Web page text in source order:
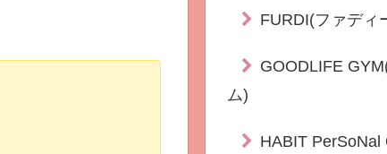
FURDI(ファディ
GOODLIFE
ム)
HABIT PerSoNal